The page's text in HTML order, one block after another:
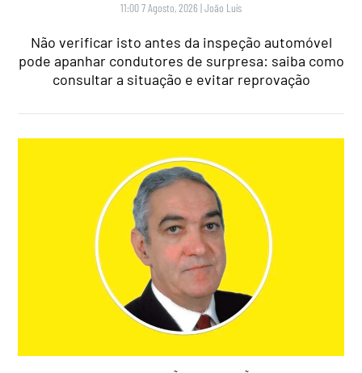
11:00 7 Agosto, 2026 |João Luís
Não verificar isto antes da inspeção automóvel
pode apanhar condutores de surpresa: saiba como
consultar a situação e evitar reprovação